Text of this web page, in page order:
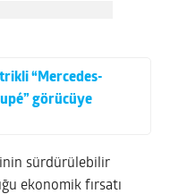
“Mercedes-
görücüye
sürdürülebilir
ekonomik fırsatı